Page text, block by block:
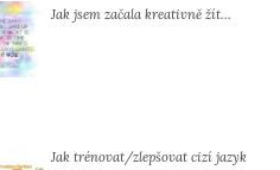
Jak jsem začala kreativně žít…
Jak trénovat/zlepšovat cizí jazyk